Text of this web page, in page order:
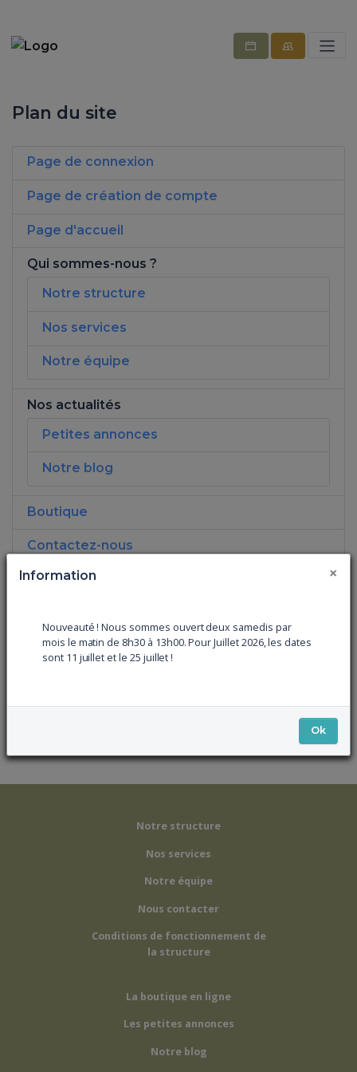
Plan du site
Page de connexion
Page de création de compte
Page d'accueil
Qui sommes-nous ?
Notre structure
Nos services
Notre équipe
Nos actualités
Petites annonces
Notre blog
Boutique
Contactez-nous
Prendre rendez-vous
Politique de confidentialité et de traitement
des données
Information ×
Nouveauté ! Nous sommes ouvert deux samedis par
mois le matin de 8h30 à 13h00. Pour Juillet 2026, les dates
sont 11 juillet et le 25 juillet !
Ok
Notre structure
Nos services
Notre équipe
Nous contacter
Conditions de fonctionnement de
la structure
La boutique en ligne
Les petites annonces
Notre blog